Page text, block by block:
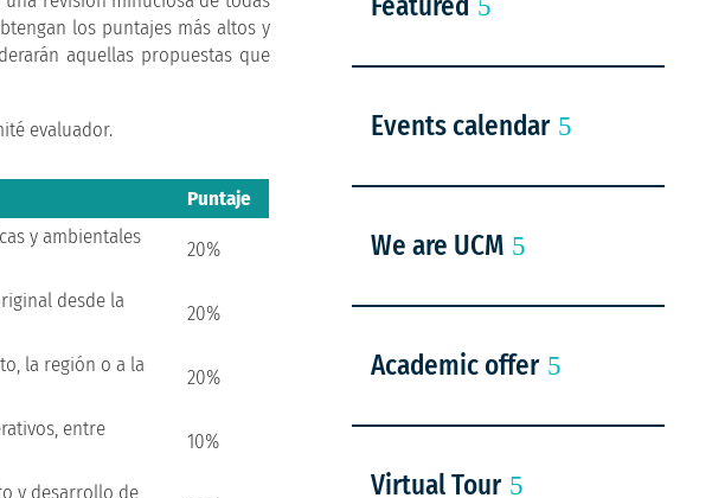
los puntajes más altos y
aquellas propuestas que
evaluador.
Puntaje
y ambientales
20%
desde la
20%
la región o a la
20%
entre
10%
y desarrollo de
Events calendar
We are UCM
Academic offer
Virtual Tour